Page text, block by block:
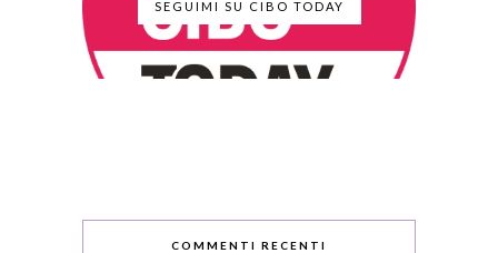
SEGUIMI SU CIBO TODAY
COMMENTI RECENTI